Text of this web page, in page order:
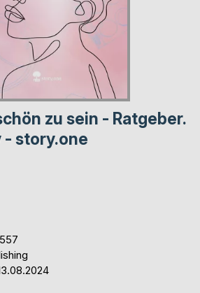
zu sein - Ratgeber.
- story.one